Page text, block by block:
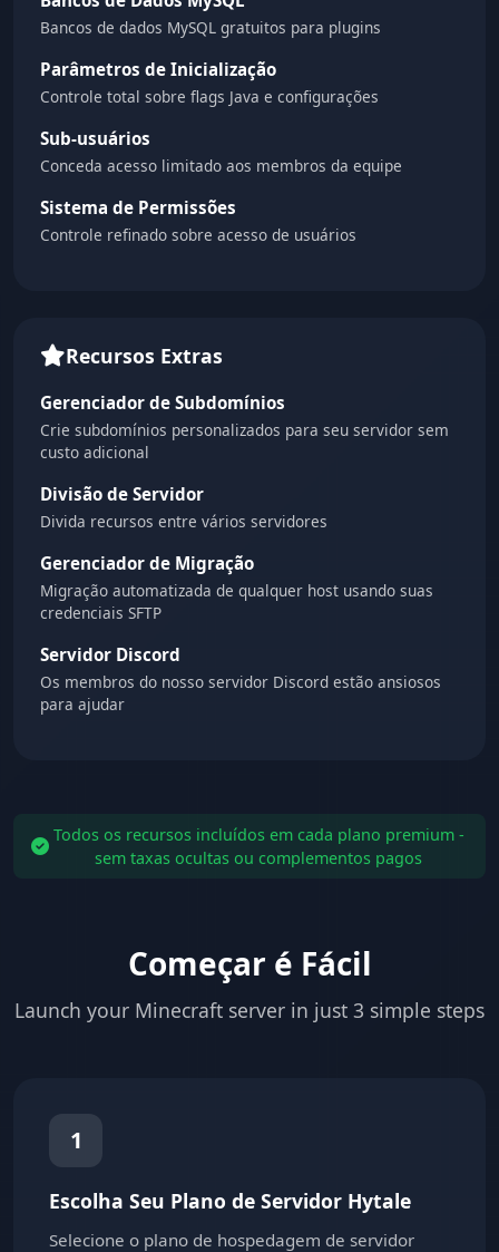
Bancos de dados MySQL gratuitos para plugins
Parâmetros de Inicialização
Controle total sobre flags Java e configurações
Sub-usuários
Conceda acesso limitado aos membros da equipe
Sistema de Permissões
Controle refinado sobre acesso de usuários
Recursos Extras
Gerenciador de Subdomínios
Crie subdomínios personalizados para seu servidor sem
custo adicional
Divisão de Servidor
Divida recursos entre vários servidores
Gerenciador de Migração
Migração automatizada de qualquer host usando suas
credenciais SFTP
Servidor Discord
Os membros do nosso servidor Discord estão ansiosos
para ajudar
Todos os recursos incluídos em cada plano premium -
sem taxas ocultas ou complementos pagos
Começar é Fácil
Launch your Minecraft server in just 3 simple steps
1
Escolha Seu Plano de Servidor Hytale
Selecione o plano de hospedagem de servidor